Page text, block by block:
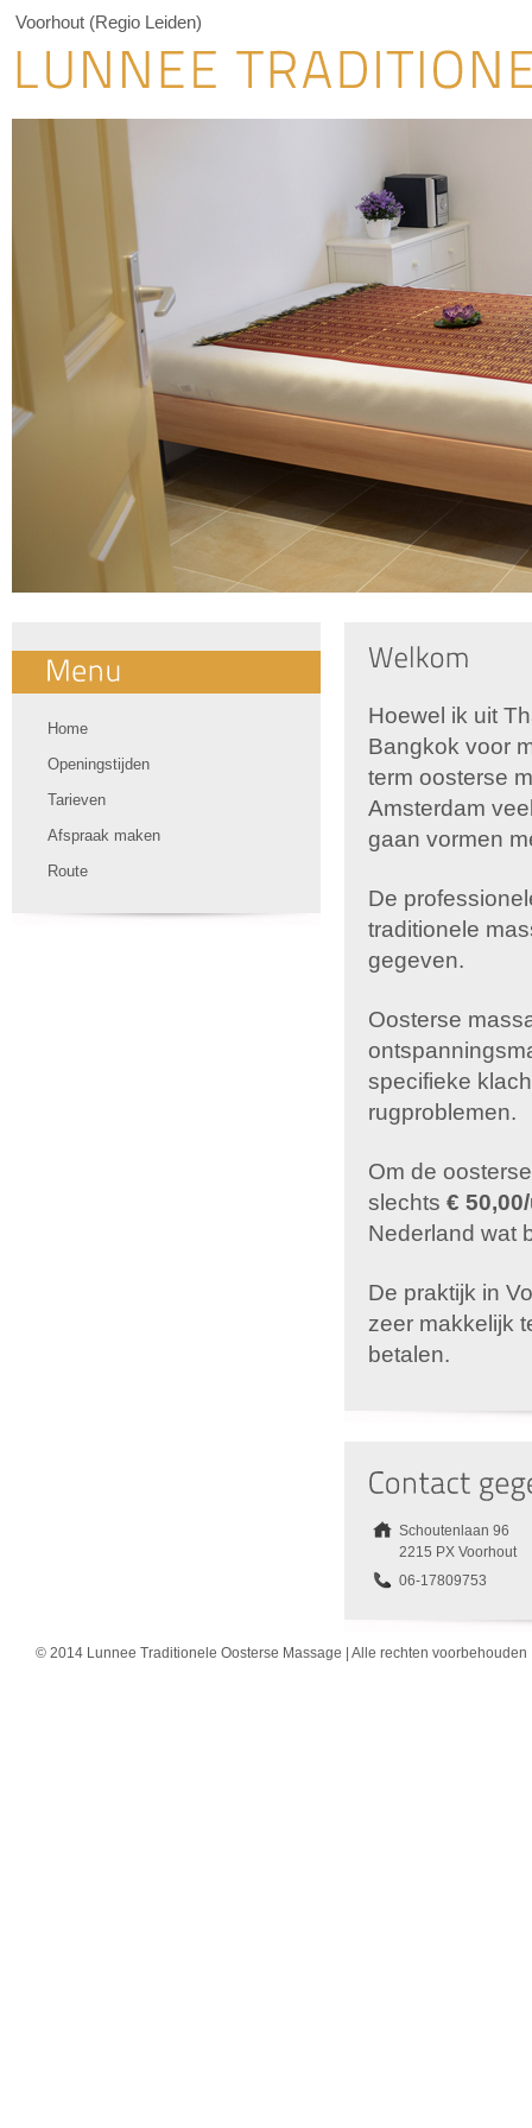
Voorhout (Regio Leiden)
Hoewel ik uit
Bangkok voor
term oosterse
Amsterdam
gaan vormen
De
traditionele
gegeven.
Oosterse
specifieke
rugproblemen.
Om de
slechts €
Nederland wat
De praktijk in
zeer makkelijk
betalen.
Schoutenlaan 96
2215 PX Voorhout
06-17809753
Home
Openingstijden
Tarieven
Afspraak maken
Route
© 2014 Lunnee Traditionele Oosterse Massage | Alle rechten voorbehouden